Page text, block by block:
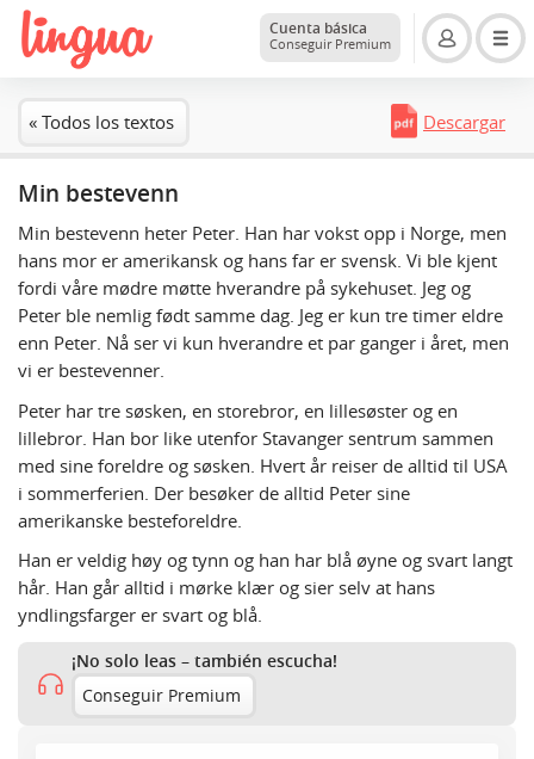
Cuenta básica
Conseguir Premium
« Todos los textos Descargar
Min bestevenn
Min bestevenn heter Peter. Han har vokst opp i Norge, men
hans mor er amerikansk og hans far er svensk. Vi ble kjent
fordi våre mødre møtte hverandre på sykehuset. Jeg og
Peter ble nemlig født samme dag. Jeg er kun tre timer eldre
enn Peter. Nå ser vi kun hverandre et par ganger i året, men
vi er bestevenner.
Peter har tre søsken, en storebror, en lillesøster og en
lillebror. Han bor like utenfor Stavanger sentrum sammen
med sine foreldre og søsken. Hvert år reiser de alltid til USA
i sommerferien. Der besøker de alltid Peter sine
amerikanske besteforeldre.
Han er veldig høy og tynn og han har blå øyne og svart langt
hår. Han går alltid i mørke klær og sier selv at hans
yndlingsfarger er svart og blå.
¡No solo leas – también escucha!
Conseguir Premium